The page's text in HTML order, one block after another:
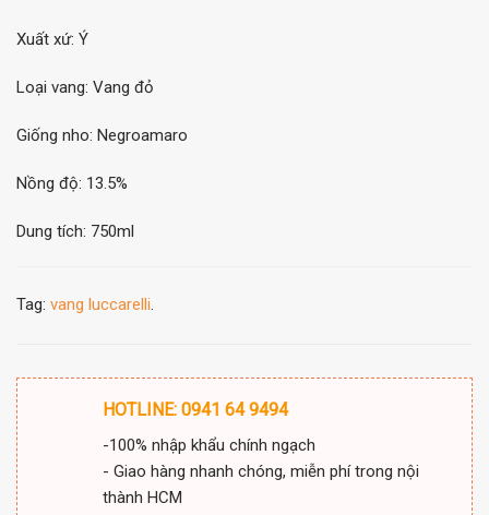
Xuất xứ: Ý
Loại vang: Vang đỏ
Giống nho: Negroamaro
Nồng độ: 13.5%
Dung tích: 750ml
Tag: vang luccarelli.
HOTLINE: 0941 64 9494
-100% nhập khẩu chính ngạch
- Giao hàng nhanh chóng, miễn phí trong nội
thành HCM